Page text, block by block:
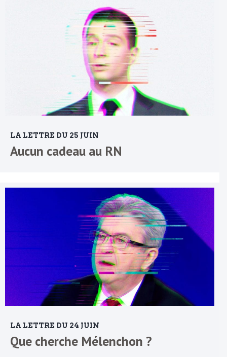
LA LETTRE DU 25 JUIN
Aucun cadeau au RN
LA LETTRE DU 24 JUIN
Que cherche Mélenchon ?